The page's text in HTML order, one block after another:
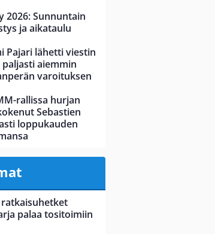
2026: Sunnuntain
ja aikataulu
Pajari lähetti viestin
paljasti aiemmin
varoituksen
rallissa hurjan
Sebastien
loppukauden
ratkaisuhetket
palaa tositoimiin